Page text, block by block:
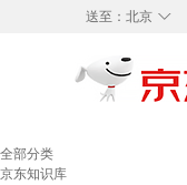
◇
送至： 北京
全部分类
京东知识库